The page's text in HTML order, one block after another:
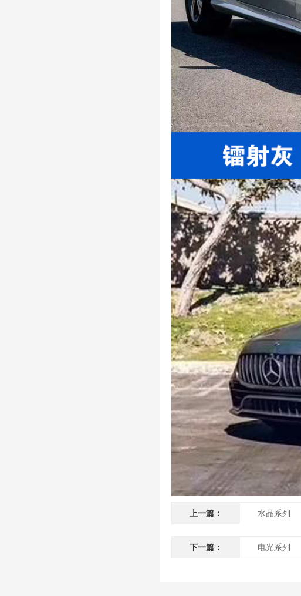
上一篇： 水晶系列
下一篇： 电光系列